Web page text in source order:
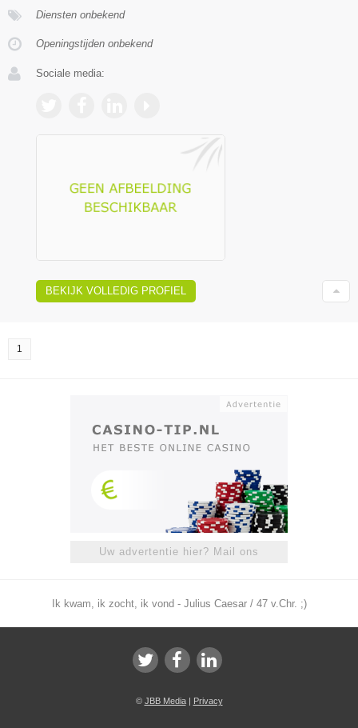
Diensten onbekend
Openingstijden onbekend
Sociale media:
BEKIJK VOLLEDIG PROFIEL
1
Uw advertentie hier? Mail ons
Ik kwam, ik zocht, ik vond - Julius Caesar / 47 v.Chr. ;)
© JBB Media| Privacy